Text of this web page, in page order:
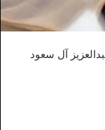
آل سعود